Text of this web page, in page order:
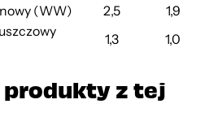
(WW)
2,5
1,9
1,3 1,0
produkty z tej